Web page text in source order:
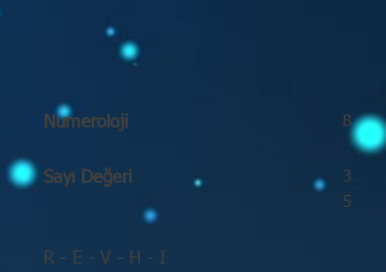
Numeroloji
Sayı Değeri
8
3
5
R - E - V - H - I